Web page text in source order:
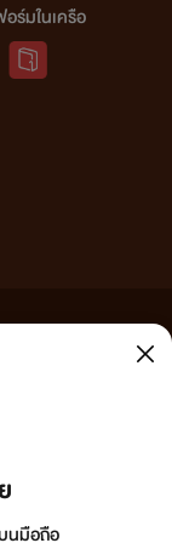
นมือถือ
ร์มในเครือ
ผู้อ่านทุกท่านโปรดใช้
อกฎหมายและศีลธรรม
ทั้งนี้ ทางเว็บไซต์ขอสงวน